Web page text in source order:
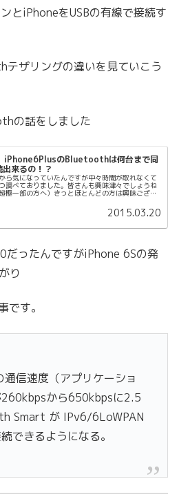
とiPhoneをUSBの有線で接続す
ザリングの違いを見ていこう
の話をしました
iPhone6PlusのBluetoothは何台まで同
出来るの！？
ら気になっていたんですが中々時間が取れなくて
調べておりました。皆さんも興味津々でしょうね
極一部の方へ）きっとほとんどの方は興味ござい
2015.03.20
ったんですがiPhone 6Sの発
り
です。
信速度（アプリケーショ
260kbpsから650kbpsに2.5
Smart が IPv6/6LoWPAN
できるようになる。